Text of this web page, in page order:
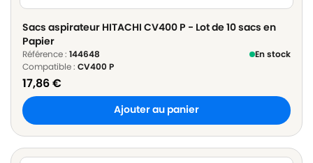
Sacs aspirateur HITACHI CV400 P - Lot de 10 sacs en
Papier
Référence : 144648
En stock
Compatible : CV400 P
17,86€
Ajouter au panier